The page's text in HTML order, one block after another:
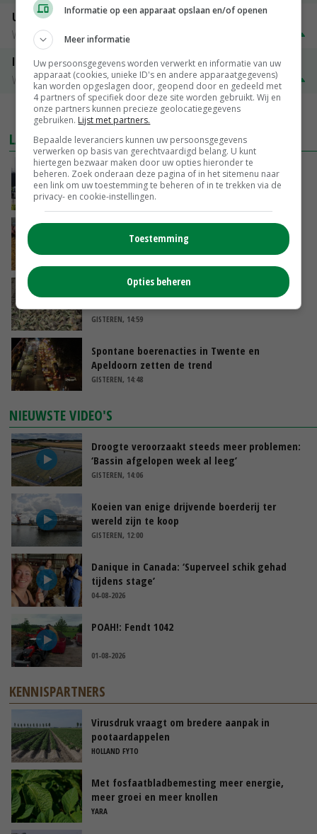
Uitbetaalprijs Van Rooi Meat
Vleesvarkens
ISN prijs Frankrijk
Vleesvarkens
€ 1,78 € 0,06
MEER MARKTPRIJZEN
LAATSTE NIEUWS
Gemiddelde Europese melkprijs daalt licht in
juni
GISTEREN, 17:04
varkensvleesketen
Emmeloord noteert eerste zaaiuien op
GISTEREN, 14:59
Spontane boerenacties in Twente en
Apeldoorn zetten de trend
GISTEREN, 14:48
NIEUWSTE VIDEO'S
Droogte veroorzaakt steeds meer problemen:
‘Bassin afgelopen week al leeg’
GISTEREN, 14:06
Koeien van enige drijvende boerderij ter
wereld zijn te koop
GISTEREN, 12:00
Danique in Canada: ‘Superveel schik gehad
tijdens stage’
04-08-2026
POAH!: Fendt 1042
01-08-2026
KENNISPARTNERS
Virusdruk vraagt om bredere aanpak in
pootaardappelen
HOLLAND FYTO
Met fosfaatbladbemesting meer energie,
meer groei en meer knollen
YARA
Informatie op een apparaat opslaan en/of openen
Meer informatie
Uw persoonsgegevens worden verwerkt en informatie van uw
apparaat (cookies, unieke ID's en andere apparaatgegevens)
kan worden opgeslagen door, geopend door en gedeeld met
4 partners of specifiek door deze site worden gebruikt. Wij en
onze partners kunnen precieze geolocatiegegevens
gebruiken. Lijst met partners.
Bepaalde leveranciers kunnen uw persoonsgegevens
verwerken op basis van gerechtvaardigd belang. U kunt
hiertegen bezwaar maken door uw opties hieronder te
beheren. Zoek onderaan deze pagina of in het sitemenu naar
een link om uw toestemming te beheren of in te trekken via de
privacy- en cookie-instellingen.
Toestemming
Opties beheren